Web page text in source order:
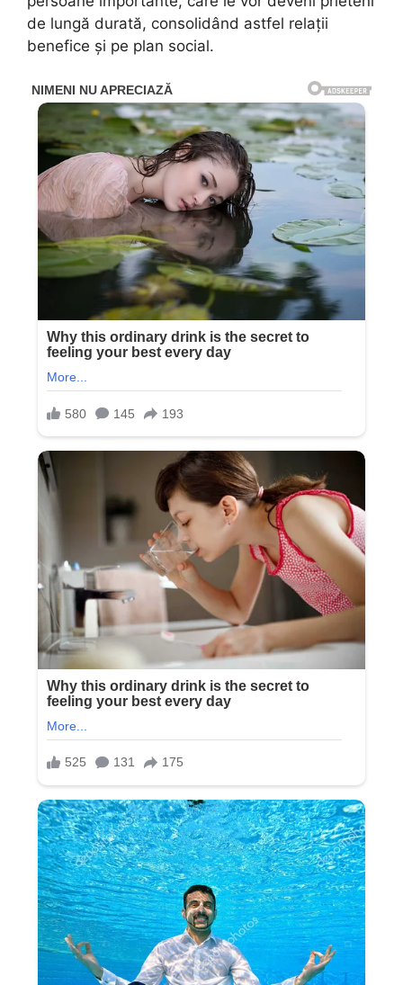
de lungă durată, consolidând astfel relații
benefice și pe plan social.